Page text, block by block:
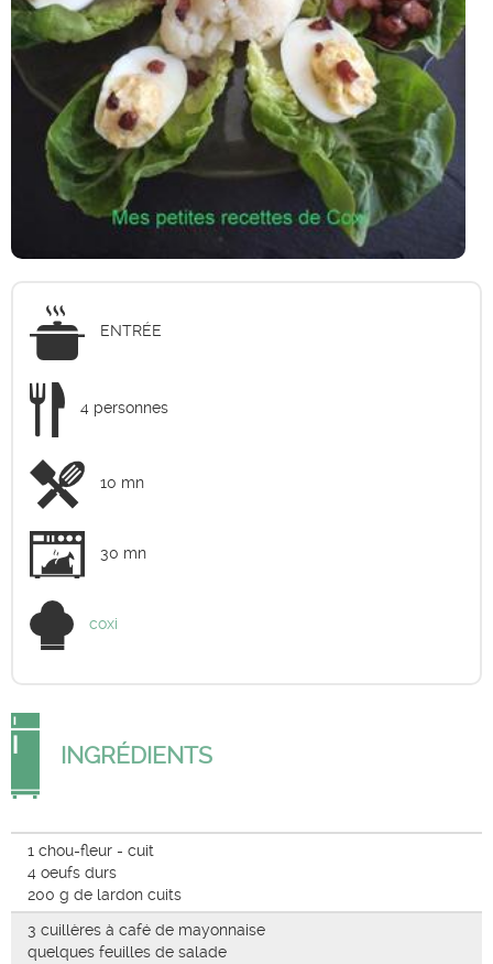
ENTRÉE
4 personnes
10 mn
30 mn
coxi
INGRÉDIENTS
1 chou-fleur - cuit
4 oeufs durs
200 g de lardon cuits
3 cuillères à café de mayonnaise
quelques feuilles de salade